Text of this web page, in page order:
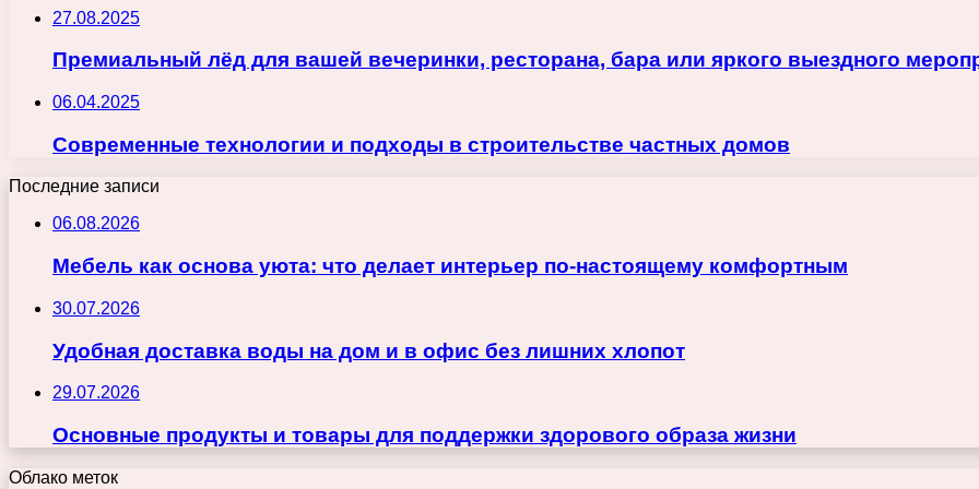
27.08.2025
Премиальный лёд для вашей вечеринки, ресторана, бара или яркого выездного
06.04.2025
Современные технологии и подходы в строительстве частных домов
Последние записи
06.08.2026
Мебель как основа уюта: что делает интерьер по-настоящему комфортным
30.07.2026
Удобная доставка воды на дом и в офис без лишних хлопот
29.07.2026
Основные продукты и товары для поддержки здорового образа жизни
Облако меток